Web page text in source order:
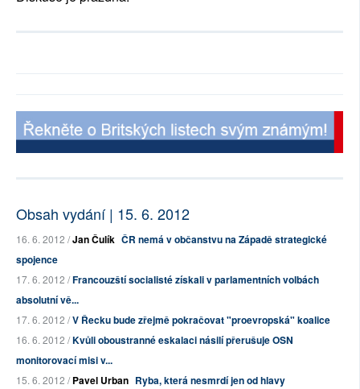
Obsah vydání | 15. 6. 2012
16. 6. 2012 /Jan Čulík ČR nemá v občanstvu na Západě strategické
spojence
17. 6. 2012 /Francouzští socialisté získali v parlamentních volbách
absolutní vě...
17. 6. 2012 /V Řecku bude zřejmě pokračovat "proevropská" koalice
16. 6. 2012 /Kvůli oboustranné eskalaci násilí přerušuje OSN
monitorovací misi v...
15. 6. 2012 /Pavel Urban Ryba, která nesmrdí jen od hlavy